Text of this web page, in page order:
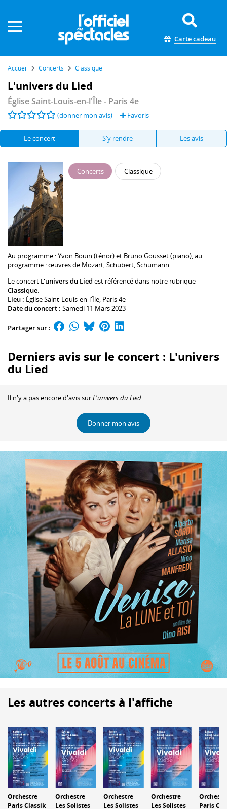
Carte cadeau
Accueil Concerts Classique
L'univers du Lied
Église Saint-Louis-en-l'Île- Paris 4e
(donner mon avis) Favoris
Le concert S'y rendre Les avis
Concerts Classique
Au programme :Yvon Bouin (ténor) et Bruno Gousset(piano), au
programme : œuvres de Mozart, Schubert, Schumann.
Le concert L'univers du Lied est référencé dans notre rubrique
Classique.
Lieu : Église Saint-Louis-en-l'Île, Paris 4e
Date du concert : Samedi 11 Mars 2023
Partager sur :
Derniers avis sur le concert : L'univers
du Lied
Il n'y a pas encore d'avis surL'univers du Lied.
Donner mon avis
Les autres concerts à l'affiche
Orchestre
Paris Classik
Orchestre
Les Solistes
Orchestre
Les Solistes
Orchestre
Les Solistes
Paris